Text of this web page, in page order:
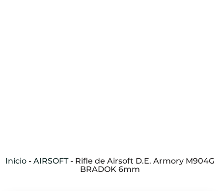
Início - AIRSOFT- Rifle de Airsoft D.E. Armory M904G
BRADOK 6mm